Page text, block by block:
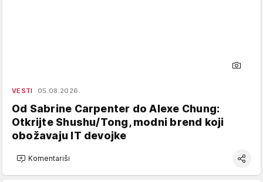
VESTI 05.08.2026.
Od Sabrine Carpenter do Alexe Chung:
Otkrijte Shushu/Tong, modni brend koji
obožavaju IT devojke
Komentariši